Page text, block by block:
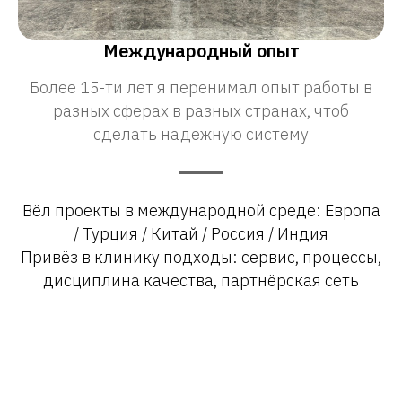
Международный опыт
Более 15-ти лет я перенимал опыт работы в
разных сферах в разных странах, чтоб
сделать надежную систему
Вёл проекты в международной среде: Европа
/ Турция / Китай / Россия / Индия
Привёз в клинику подходы: сервис, процессы,
дисциплина качества, партнёрская сеть